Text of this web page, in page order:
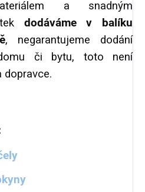
a snadným
dodáváme v balíku
, negarantujeme dodání
či bytu, toto není
dopravce.